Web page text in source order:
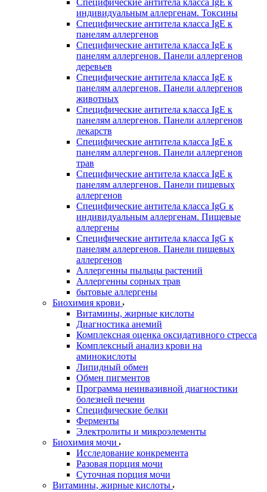
Специфические антитела класса IgE к
индивидуальным аллергенам. Токсины
Специфические антитела класса IgE к
панелям аллергенов
Специфические антитела класса IgE к
панелям аллергенов. Панели аллергенов
деревьев
Специфические антитела класса IgE к
панелям аллергенов. Панели аллергенов
животных
Специфические антитела класса IgE к
панелям аллергенов. Панели аллергенов
лекарств
Специфические антитела класса IgE к
панелям аллергенов. Панели аллергенов
трав
Специфические антитела класса IgE к
панелям аллергенов. Панели пищевых
аллергенов
Специфические антитела класса IgG к
индивидуальным аллергенам. Пищевые
аллергены
Специфические антитела класса IgG к
панелям аллергенов. Панели пищевых
аллергенов
Аллергенны пыльцы растений
Аллергенны сорных трав
бытовые аллергены
Биохимия крови
Витамины, жирные кислоты
Диагностика анемий
Комплексная оценка оксидативного стресса
Комплексный анализ крови на
аминокислоты
Липидный обмен
Обмен пигментов
Программа неинвазивной диагностики
болезней печени
Специфические белки
Ферменты
Электролиты и микроэлементы
Биохимия мочи
Исследование конкремента
Разовая порция мочи
Суточная порция мочи
Витамины, жирные кислоты